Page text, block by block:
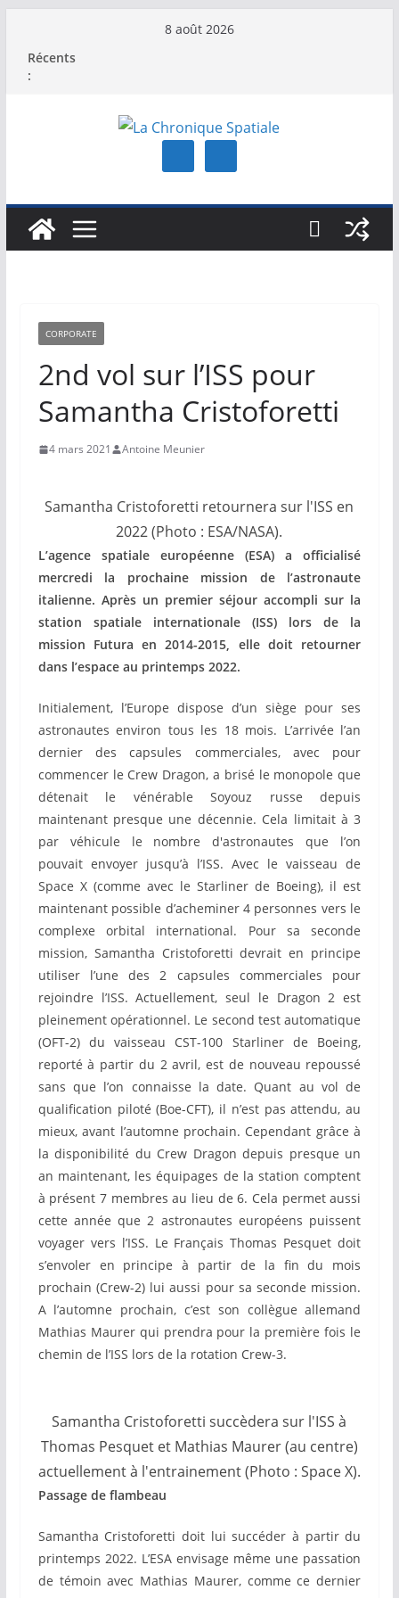
contenu
8 août 2026
Récents
:
CORPORATE
2nd vol sur l’ISS pour
Samantha Cristoforetti
4 mars 2021 Antoine Meunier
Samantha Cristoforetti retournera sur l'ISS en
2022 (Photo : ESA/NASA).
L’agence spatiale européenne (ESA) a officialisé
mercredi la prochaine mission de l’astronaute
italienne. Après un premier séjour accompli sur la
station spatiale internationale (ISS) lors de la
mission Futura en 2014-2015, elle doit retourner
dans l’espace au printemps 2022.
Initialement, l’Europe dispose d’un siège pour ses
astronautes environ tous les 18 mois. L’arrivée l’an
dernier des capsules commerciales, avec pour
commencer le Crew Dragon, a brisé le monopole que
détenait le vénérable Soyouz russe depuis
maintenant presque une décennie. Cela limitait à 3
par véhicule le nombre d'astronautes que l’on
pouvait envoyer jusqu’à l’ISS. Avec le vaisseau de
Space X (comme avec le Starliner de Boeing), il est
maintenant possible d’acheminer 4 personnes vers le
complexe orbital international. Pour sa seconde
mission, Samantha Cristoforetti devrait en principe
utiliser l’une des 2 capsules commerciales pour
rejoindre l’ISS. Actuellement, seul le Dragon 2 est
pleinement opérationnel. Le second test automatique
(OFT-2) du vaisseau CST-100 Starliner de Boeing,
reporté à partir du 2 avril, est de nouveau repoussé
sans que l’on connaisse la date. Quant au vol de
qualification piloté (Boe-CFT), il n’est pas attendu, au
mieux, avant l’automne prochain. Cependant grâce à
la disponibilité du Crew Dragon depuis presque un
an maintenant, les équipages de la station comptent
à présent 7 membres au lieu de 6. Cela permet aussi
cette année que 2 astronautes européens puissent
voyager vers l’ISS. Le Français Thomas Pesquet doit
s’envoler en principe à partir de la fin du mois
prochain (Crew-2) lui aussi pour sa seconde mission.
A l’automne prochain, c’est son collègue allemand
Mathias Maurer qui prendra pour la première fois le
chemin de l’ISS lors de la rotation Crew-3.
Samantha Cristoforetti succèdera sur l'ISS à
Thomas Pesquet et Mathias Maurer (au centre)
actuellement à l'entrainement (Photo : Space X).
Passage de flambeau
Samantha Cristoforetti doit lui succéder à partir du
printemps 2022. L’ESA envisage même une passation
de témoin avec Mathias Maurer, comme ce dernier